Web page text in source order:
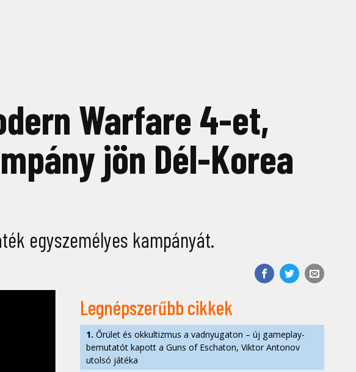
Warfare 4-et,
jön Dél-Korea
egyszemélyes kampányát.
Legnépszerűbb cikkek
1. Őrület és okkultizmus a vadnyugaton – új gameplay-
bemutatót kapott a Guns of Eschaton, Viktor Antonov
utolsó játéka